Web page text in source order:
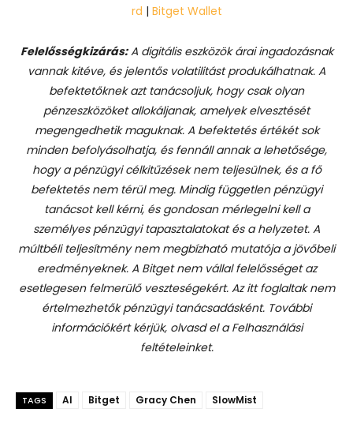
rd | Bitget Wallet
Felelősségkizárás:A digitális eszközök árai ingadozásnak
vannak kitéve, és jelentős volatilitást produkálhatnak. A
befektetőknek azt tanácsoljuk, hogy csak olyan
pénzeszközöket allokáljanak, amelyek elvesztését
megengedhetik maguknak. A befektetés értékét sok
minden befolyásolhatja, és fennáll annak a lehetősége,
hogy a pénzügyi célkitűzések nem teljesülnek, és a fő
befektetés nem térül meg. Mindig független pénzügyi
tanácsot kell kérni, és gondosan mérlegelni kell a
személyes pénzügyi tapasztalatokat és a helyzetet. A
múltbéli teljesítmény nem megbízható mutatója a jövőbeli
eredményeknek. A Bitget nem vállal felelősséget az
esetlegesen felmerülő veszteségekért. Az itt foglaltak nem
értelmezhetők pénzügyi tanácsadásként. További
információkért kérjük, olvasd el a Felhasználási
feltételeinket.
TAGS AI Bitget Gracy Chen SlowMist